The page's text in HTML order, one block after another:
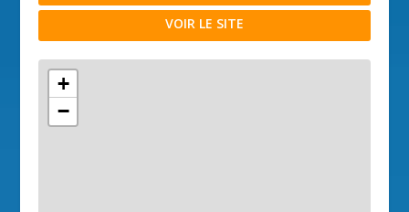
VOIR LE SITE
+
−